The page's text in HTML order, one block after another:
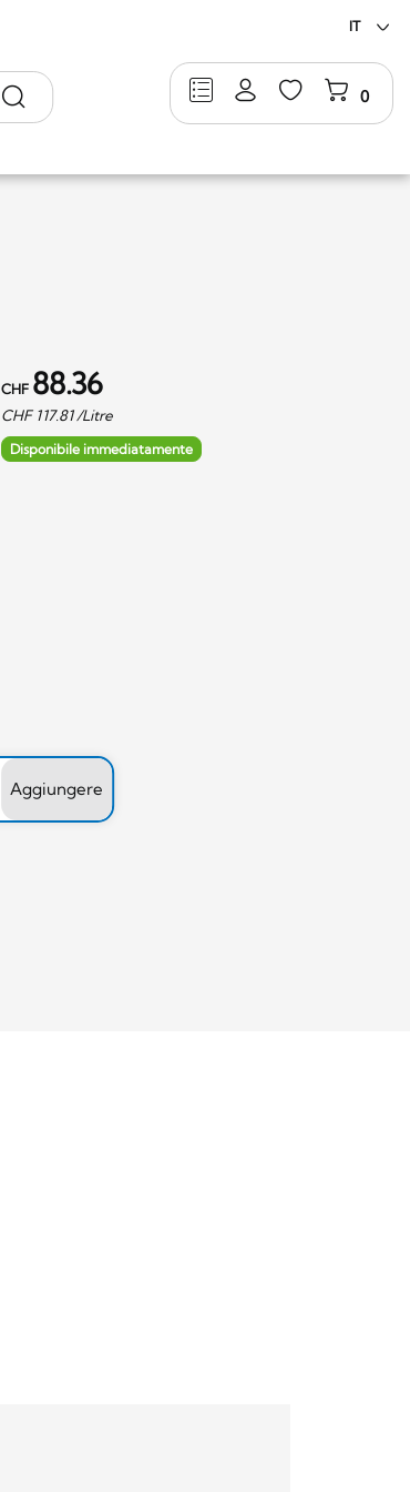
IT
0
Ricerca
CHF 88.36
CHF 117.81/Litre
Disponibile immediatamente
Aggiungere